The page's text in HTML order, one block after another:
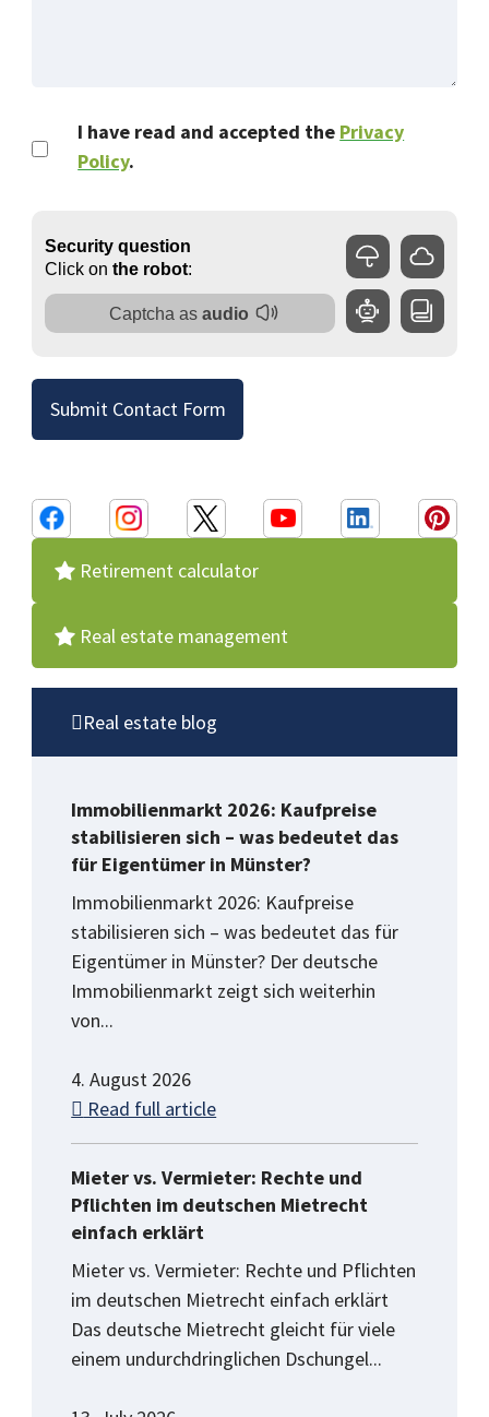
I have read and accepted the Privacy
Policy.
Submit Contact Form
Retirement calculator
Real estate management
Real estate blog
Immobilienmarkt 2026: Kaufpreise
stabilisieren sich – was bedeutet das
für Eigentümer in Münster?
Immobilienmarkt 2026: Kaufpreise
stabilisieren sich – was bedeutet das für
Eigentümer in Münster? Der deutsche
Immobilienmarkt zeigt sich weiterhin
von...
4. August 2026
Read full article
Mieter vs. Vermieter: Rechte und
Pflichten im deutschen Mietrecht
einfach erklärt
Mieter vs. Vermieter: Rechte und Pflichten
im deutschen Mietrecht einfach erklärt
Das deutsche Mietrecht gleicht für viele
einem undurchdringlichen Dschungel...